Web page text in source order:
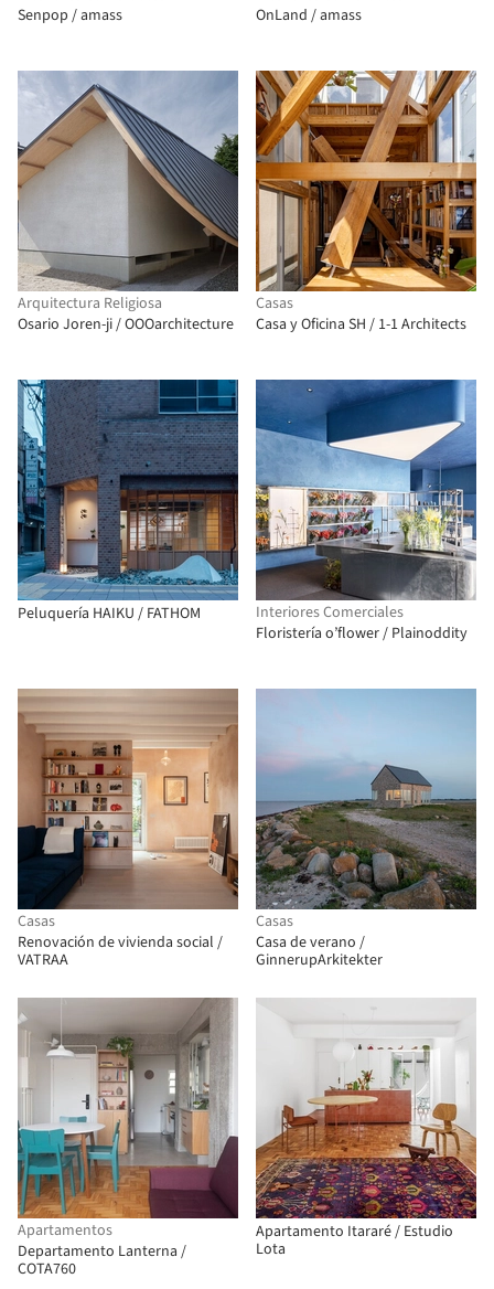
Senpop / amass
OnLand / amass
Arquitectura Religiosa
Osario Joren-ji / OOOarchitecture
Casas
Casa y Oficina SH / 1-1 Architects
Peluquería HAIKU / FATHOM
Interiores Comerciales
Floristería o’flower / Plainoddity
Casas
Renovación de vivienda social /
VATRAA
Casas
Casa de verano /
GinnerupArkitekter
Apartamentos
Departamento Lanterna /
COTA760
Apartamento Itararé / Estudio
Lota